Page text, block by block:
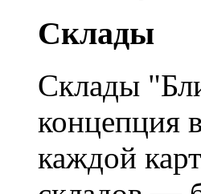
Склады
Склады
концепция
каждой